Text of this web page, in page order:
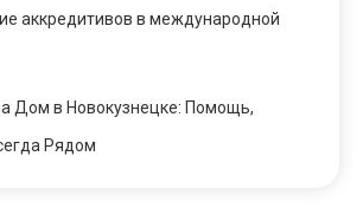
аккредитивов в международной
Дом в Новокузнецке: Помощь,
Рядом